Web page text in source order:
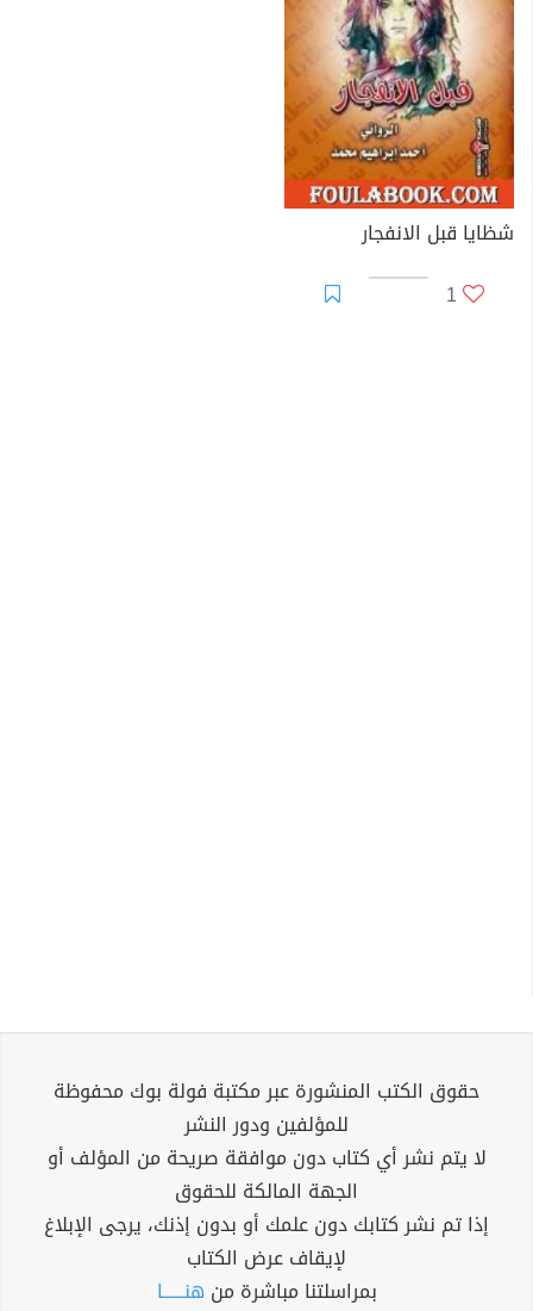
شظايا قبل الانفجار
1
حقوق الكتب المنشورة عبر مكتبة فولة بوك محفوظة
للمؤلفين ودور النشر
لا يتم نشر أي كتاب دون موافقة صريحة من المؤلف أو
الجهة المالكة للحقوق
إذا تم نشر كتابك دون علمك أو بدون إذنك، يرجى الإبلاغ
لإيقاف عرض الكتاب
بمراسلتنا مباشرة من هنــــــا